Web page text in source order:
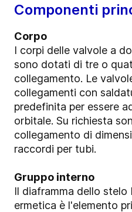
Componenti
Corpo
I corpi delle valvole a
sono dotati di tre o
collegamento. Le
collegamenti con
predefinita per essere
orbitale. Su richiesta
collegamento di
raccordi per tubi.
Gruppo interno
Il diaframma dello
ermetica è l'elemento